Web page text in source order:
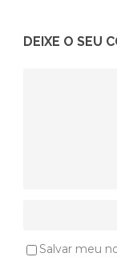
DEIXE O SEU
Salvar meu